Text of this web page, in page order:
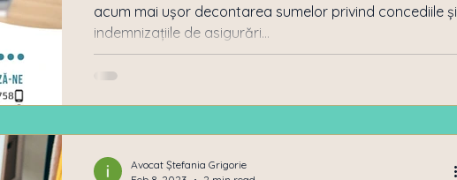
acum mai ușor decontarea sumelor privind concediile și
indemnizațiile de asigurări...
Avocat Ștefania Grigorie